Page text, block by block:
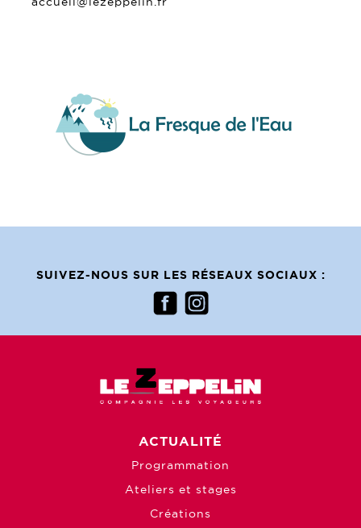
SUIVEZ-NOUS SUR LES RÉSEAUX SOCIAUX :
ACTUALITÉ
Programmation
Ateliers et stages
Créations